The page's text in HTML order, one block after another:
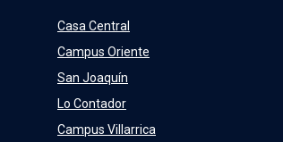
Casa Central
Campus Oriente
San Joaquín
Lo Contador
Campus Villarrica